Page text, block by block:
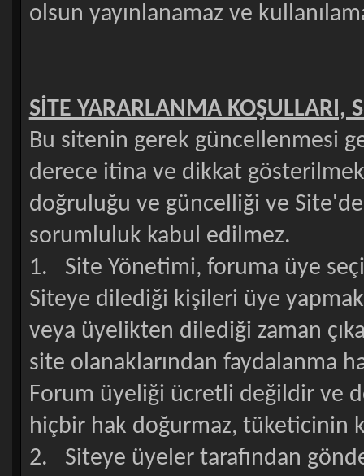
olsun yayınlanamaz ve
SİTE YARARLANMA KOŞULLARI,
Bu sitenin gerek güncellenmesi
derece itina ve dikkat
doğruluğu ve güncelliği ve
sorumluluk kabul edilmez.
1. Site Yönetimi, foruma üye
Siteye dilediği kişileri üye
veya üyelikten dilediği zaman
site olanaklarından faydalanma
Forum üyeliği ücretli değildir ve
hiçbir hak doğurmaz, tüketicinin
2. Siteye üyeler tarafından